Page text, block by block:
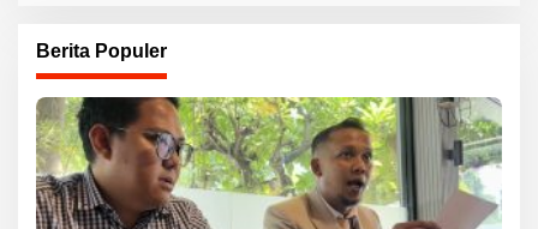
Berita Populer